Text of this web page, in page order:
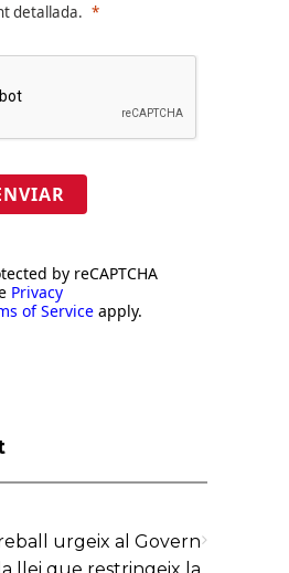
detallada.
by reCAPTCHA
Privacy
of Service apply.
urgeix al Govern